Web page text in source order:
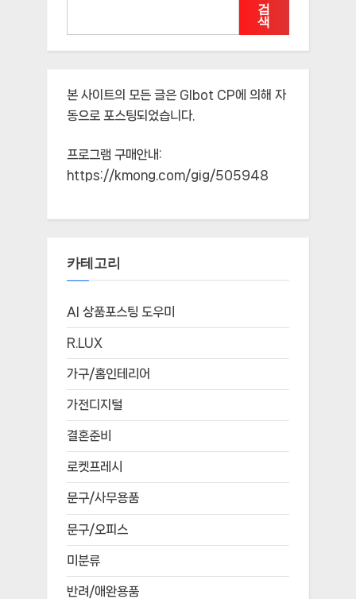
검
색
본 사이트의 모든 글은 Glbot CP에 의해 자
동으로 포스팅되었습니다.
프로그램 구매안내:
https://kmong.com/gig/505948
카테고리
AI 상품포스팅 도우미
R.LUX
가구/홈인테리어
가전디지털
결혼준비
로켓프레시
문구/사무용품
문구/오피스
미분류
반려/애완용품